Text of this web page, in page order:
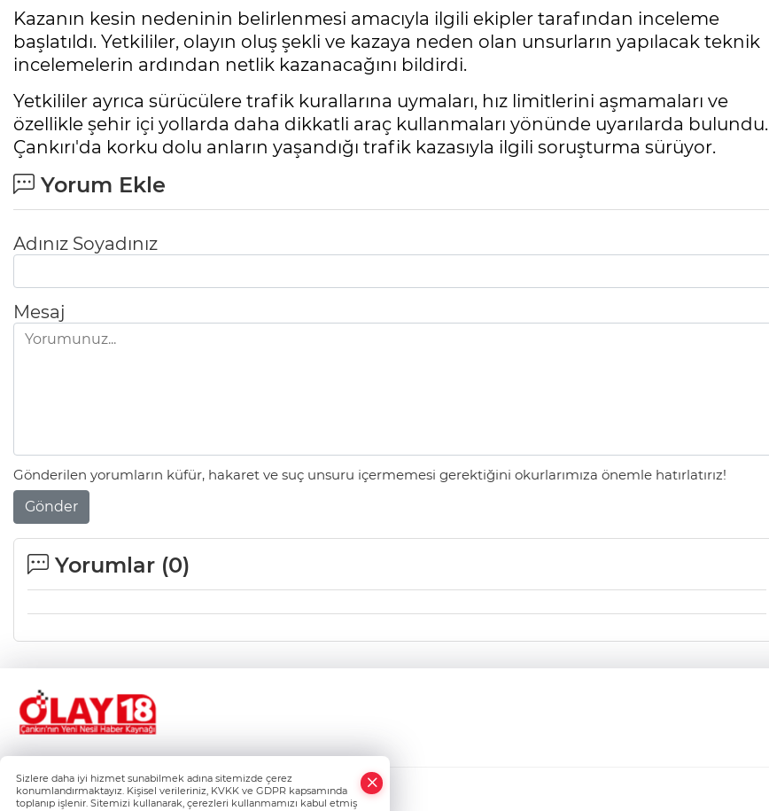
Kazanın kesin nedeninin belirlenmesi amacıyla ilgili ekipler tarafından inceleme
başlatıldı. Yetkililer, olayın oluş şekli ve kazaya neden olan unsurların yapılacak teknik
incelemelerin ardından netlik kazanacağını bildirdi.
Yetkililer ayrıca sürücülere trafik kurallarına uymaları, hız limitlerini aşmamaları ve
özellikle şehir içi yollarda daha dikkatli araç kullanmaları yönünde uyarılarda bulundu.
Çankırı'da korku dolu anların yaşandığı trafik kazasıyla ilgili soruşturma sürüyor.
Yorum Ekle
Adınız Soyadınız
Mesaj
Gönderilen yorumların küfür, hakaret ve suç unsuru içermemesi gerektiğini okurlarımıza önemle hatırlatırız!
Gönder
Yorumlar (0)
Gizlilik Politikası
Sizlere daha iyi hizmet sunabilmek adına sitemizde çerez
konumlandırmaktayız. Kişisel verileriniz, KVKK ve GDPR kapsamında
toplanıp işlenir. Sitemizi kullanarak, çerezleri kullanmamızı kabul etmiş